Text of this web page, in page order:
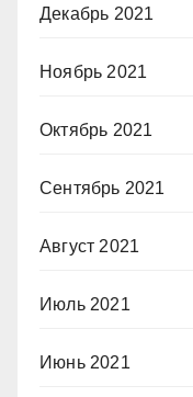
Декабрь 2021
Ноябрь 2021
Октябрь 2021
Сентябрь 2021
Август 2021
Июль 2021
Июнь 2021